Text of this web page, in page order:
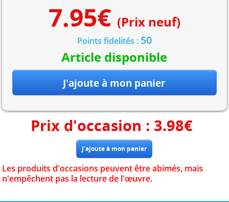
7.95€ (Prix neuf)
Points fidelités : 50
Article disponible
Prix d'occasion : 3.98€
Les produits d'occasions peuvent être abimés, mais
n'empêchent pas la lecture de l'œuvre.